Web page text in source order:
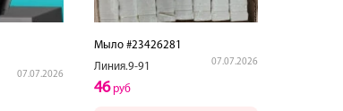
07.07.2026
Мыло #23426281
Линия.9-91
07.07.2026
46руб